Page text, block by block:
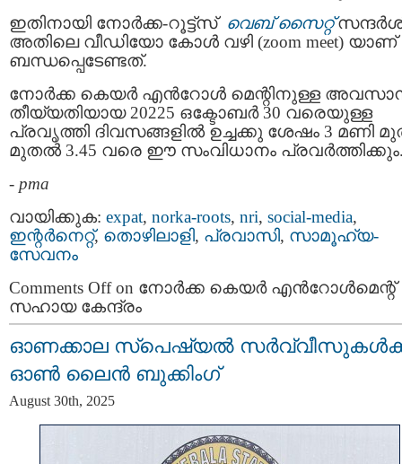
ഇതിനായി നോർക്ക-റൂട്ട്സ് വെബ് സൈറ്റ്
അതിലെ വീഡിയോ കോൾ വഴി (zoom meet) യാണ്
ബന്ധപ്പെടേണ്ടത്.
നോർക്ക കെയർ എൻറോൾ മെന്റിനുള്ള
തീയ്യതിയായ 20225 ഒക്ടോബർ 30 വരെയുള്ള
പ്രവൃത്തി ദിവസങ്ങളിൽ ഉച്ചക്കു ശേഷം 3 മണി
മുതൽ 3.45 വരെ ഈ സംവിധാനം
- pma
വായിക്കുക: expat, norka-roots, nri, social-media,
ഇന്റര്‍നെറ്റ്‌, തൊഴിലാളി, പ്രവാസി, സാമൂഹ്യ-
സേവനം
Comments Offon നോർക്ക കെയർ എൻറോൾമെന്റ്
സഹായ കേന്ദ്രം
ഓണക്കാല സ്‌പെഷ്യൽ
ഓൺ ലൈൻ ബുക്കിംഗ്
August 30th, 2025